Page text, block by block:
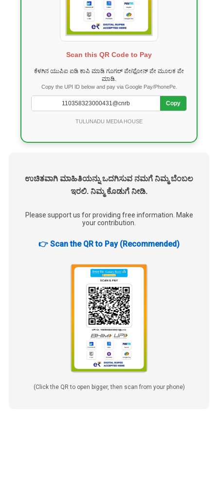
Scan this QR Code to Pay
ಕೆಳಗಿನ ಯುಪಿಐ ಐಡಿ ಕಾಪಿ ಮಾಡಿ ಗೂಗಲ್ ಪೇ/ಫೋನ್ ಪೇ ಮೂಲಕ ಪೇ
ಮಾಡಿ.
Copy the UPI ID below and pay via Google Pay/PhonePe.
Copy
TULUNADU MEDIA HOUSE
ಉಚಿತವಾಗಿ ಮಾಹಿತಿಯನ್ನು ಒದಗಿಸುವ ನಮಗೆ ನಿಮ್ಮ ಬೆಂಬಲ
ಇರಲಿ. ನಿಮ್ಮ ಕೊಡುಗೆ ನೀಡಿ.
Please support us for providing free information. Make
your contribution.
👉 Scan the QR to Pay (Recommended)
(Click the QR to open bigger, then scan from your phone)